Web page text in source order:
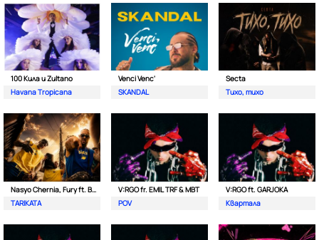
100 Кила и Zultano
Havana Tropicana
Venci Venc'
SKANDAL
Secta
Тихо, тихо
Nasyo Chernia, Fury ft. Bobo Armani
TARIKATA
V:RGO fr. EMIL TRF & MBT
POV
V:RGO ft. GARJOKA
Квартала